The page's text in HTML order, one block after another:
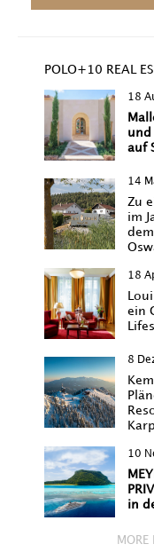
POLO+10 REAL
18
und
auf
14
Zu
im
18
ein
8
10
in
MORE